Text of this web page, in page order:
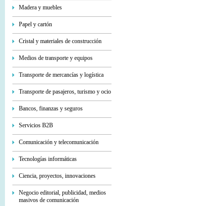
Madera y muebles
Papel y cartón
Cristal y materiales de construcción
Medios de transporte y equipos
Transporte de mercancías y logística
Transporte de pasajeros, turismo y ocio
Bancos, finanzas y seguros
Servicios В2В
Comunicación y telecomunicación
Tecnologías informáticas
Ciencia, proyectos, innovaciones
Negocio editorial, publicidad, medios
masivos de comunicación